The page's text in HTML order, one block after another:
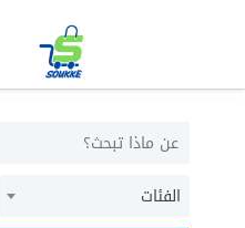
الفئات